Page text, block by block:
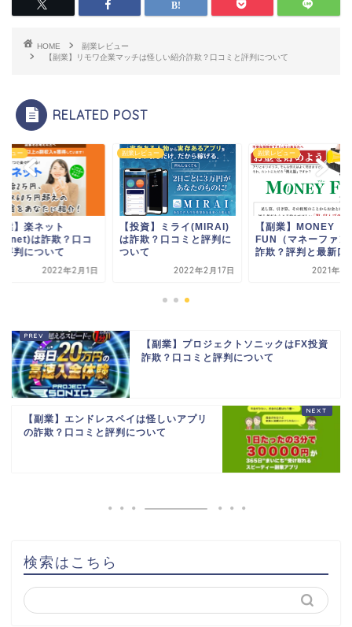
HOME
副業レビュー
【副業】リモワ企業マッチは怪しい紹介詐欺？口コミと評判について
RELATED POST
ビュー
業】楽ネット
は詐欺？口コ
評判について
2022年2月1日
副業レビュー
【投資】ミライ(MIRAI)
は詐欺？口コミと評判に
ついて
2022年2月17日
副業レビュー
【副業】MONEY
FUN（マネーファン
詐欺？評判と最新口
2021年4
【副業】プロジェクトソニックはFX投資
詐欺？口コミと評判について
【副業】エンドレスペイは怪しいアプリ
の詐欺？口コミと評判について
検索はこちら